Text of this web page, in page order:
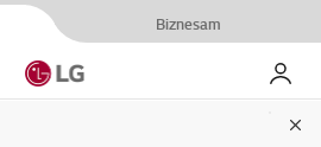
Biznesam
Mans